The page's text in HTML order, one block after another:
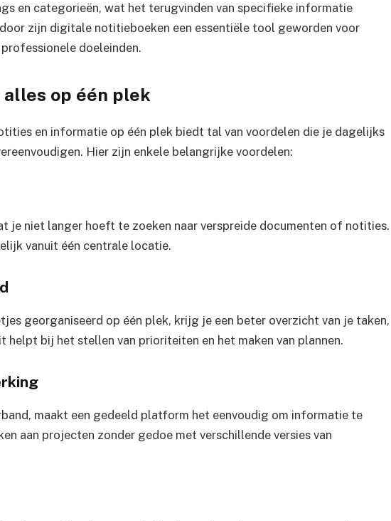
en categorieën, wat het terugvinden van specifieke informatie
zijn digitale notitieboeken een essentiële tool geworden voor
doeleinden.
op één plek
en informatie op één plek biedt tal van voordelen die je dagelijks
Hier zijn enkele belangrijke voordelen:
je niet langer hoeft te zoeken naar verspreide documenten of notities.
vanuit één centrale locatie.
georganiseerd op één plek, krijg je een beter overzicht van je taken,
helpt bij het stellen van prioriteiten en het maken van plannen.
maakt een gedeeld platform het eenvoudig om informatie te
aan projecten zonder gedoe met verschillende versies van